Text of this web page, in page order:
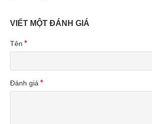
VIẾT MỘT ĐÁNH GIÁ
Tên
Đánh giá